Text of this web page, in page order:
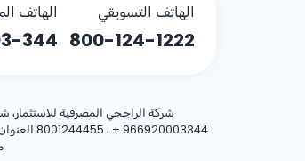
الهاتف التسويقي
800-124-1222
الهاتف
344
شركة الراجحي المصرفية للاستثمار، شركة
+ 966920003344